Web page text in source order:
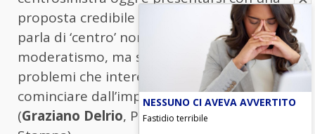
proposta credibile di governo. Quando si
parla di ‘centro’ non si deve intendere
moderatismo, ma stare al centro dei
problemi che interessano la gente, a
cominciare dall’impoverimento del Paese”.
(Graziano Delrio, Partito Democratico, La
NESSUNO CI AVEVA AVVERTITO
Fastidio terribile